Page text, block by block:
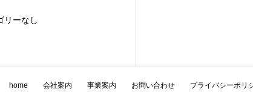
リーなし
home 会社案内 事業案内 お問い合わせ プライバシーポリ